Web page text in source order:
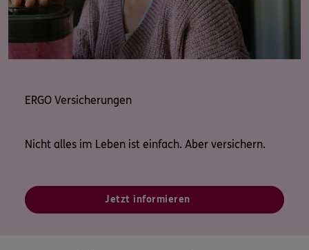
ERGO Versicherungen
Nicht alles im Leben ist einfach. Aber versichern.
Jetzt informieren